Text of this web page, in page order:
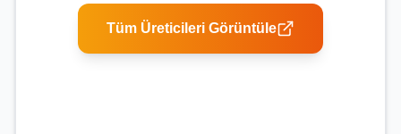
Tüm Üreticileri Görüntüle